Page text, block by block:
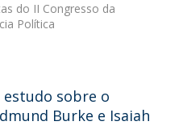
do II Congresso da
Política
sobre o
Burke e Isaiah